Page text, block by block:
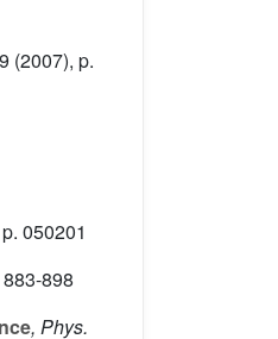
(2007), p.
050201
898
, Phys.